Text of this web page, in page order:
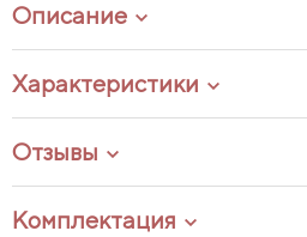
Описание
Характеристики
Отзывы
Комплектация